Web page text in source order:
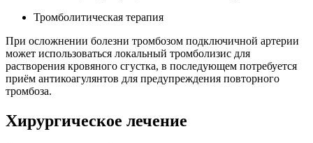
Тромболитическая терапия
При осложнении болезни тромбозом подключичной артерии
может использоваться локальный тромболизис для
растворения кровяного сгустка, в последующем потребуется
приём антикоагулянтов для предупреждения повторного
тромбоза.
Хирургическое лечение